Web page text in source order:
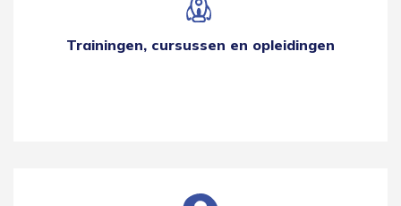
Trainingen, cursussen en opleidingen